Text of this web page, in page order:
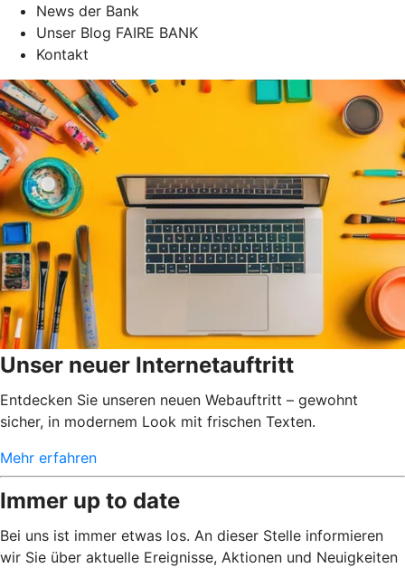
News der Bank
Unser Blog FAIRE BANK
Kontakt
Unser neuer Internetauftritt
Entdecken Sie unseren neuen Webauftritt – gewohnt
sicher, in modernem Look mit frischen Texten.
Mehr erfahren
Immer up to date
Bei uns ist immer etwas los. An dieser Stelle informieren
wir Sie über aktuelle Ereignisse, Aktionen und Neuigkeiten